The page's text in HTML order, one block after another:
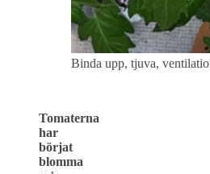
Binda upp, tjuva,
Tomaterna
har
börjat
blomma